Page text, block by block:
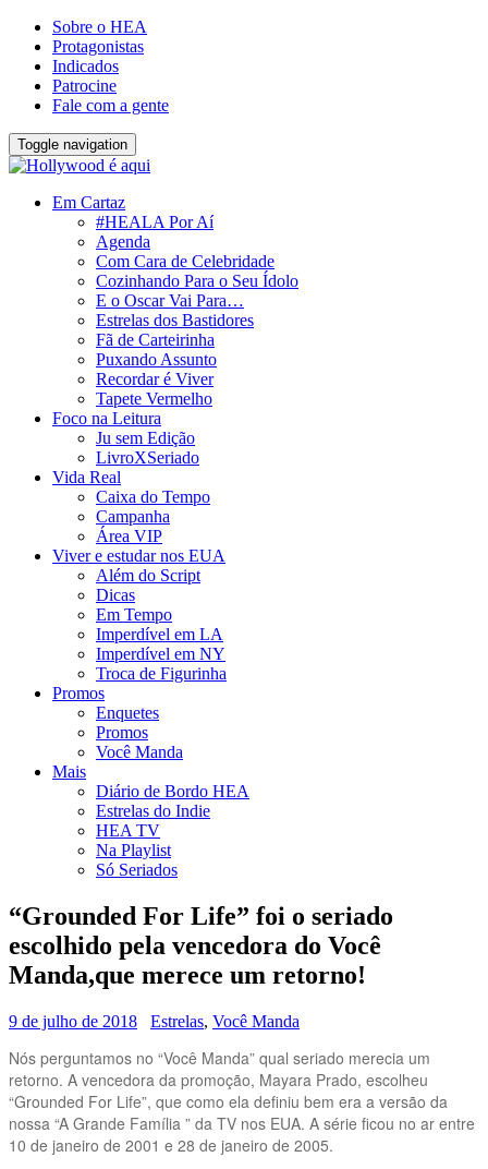
Sobre o HEA
Protagonistas
Indicados
Patrocine
Fale com a gente
Toggle navigation
Em Cartaz
#HEALA Por Aí
Agenda
Com Cara de Celebridade
Cozinhando Para o Seu Ídolo
E o Oscar Vai Para…
Estrelas dos Bastidores
Fã de Carteirinha
Puxando Assunto
Recordar é Viver
Tapete Vermelho
Foco na Leitura
Ju sem Edição
LivroXSeriado
Vida Real
Caixa do Tempo
Campanha
Área VIP
Viver e estudar nos EUA
Além do Script
Dicas
Em Tempo
Imperdível em LA
Imperdível em NY
Troca de Figurinha
Promos
Enquetes
Promos
Você Manda
Mais
Diário de Bordo HEA
Estrelas do Indie
HEA TV
Na Playlist
Só Seriados
“Grounded For Life” foi o seriado
escolhido pela vencedora do Você
Manda,que merece um retorno!
9 de julho de 2018 Estrelas, Você Manda
Nós perguntamos no “Você Manda” qual seriado merecia um
retorno. A vencedora da promoção, Mayara Prado, escolheu
“Grounded For Life”, que como ela definiu bem era a versão da
nossa “A Grande Família ” da TV nos EUA. A série ficou no ar entre
10 de janeiro de 2001 e 28 de janeiro de 2005.